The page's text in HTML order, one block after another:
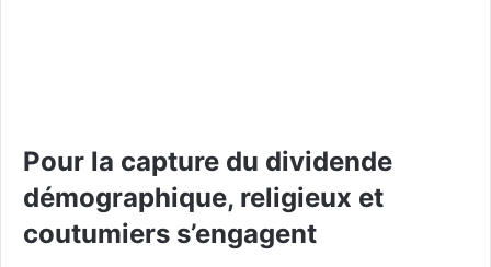
Pour la capture du dividende
démographique, religieux et
coutumiers s’engagent